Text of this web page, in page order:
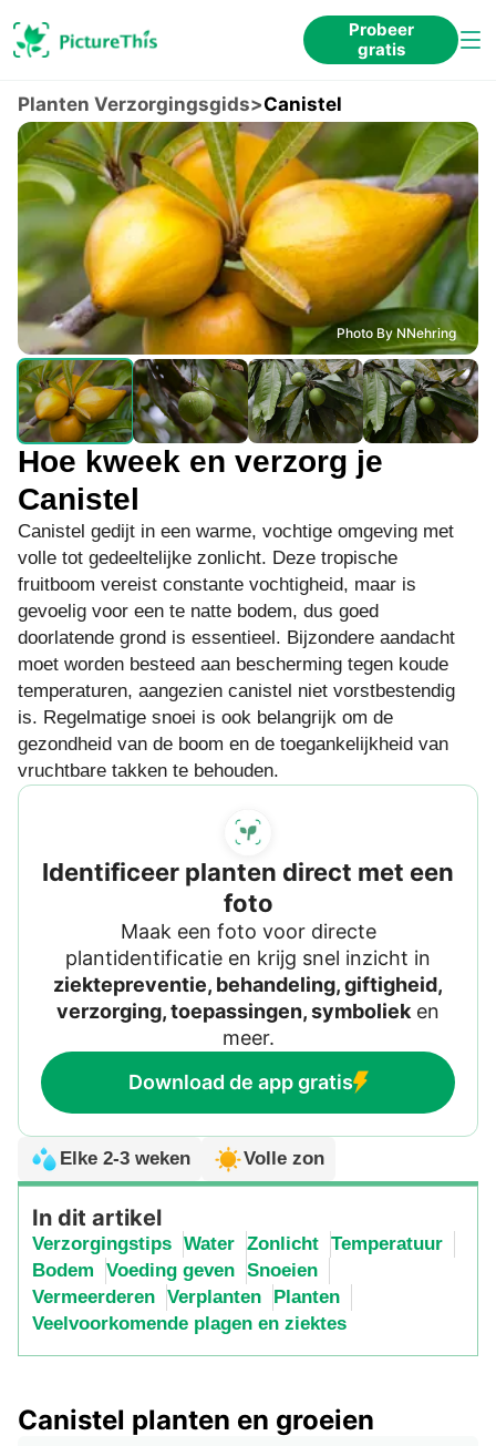
Probeer
gratis
Planten Verzorgingsgids>Canistel
Photo By NNehring
Hoe kweek en verzorg je
Canistel
Canistel gedijt in een warme, vochtige omgeving met
volle tot gedeeltelijke zonlicht. Deze tropische
fruitboom vereist constante vochtigheid, maar is
gevoelig voor een te natte bodem, dus goed
doorlatende grond is essentieel. Bijzondere aandacht
moet worden besteed aan bescherming tegen koude
temperaturen, aangezien canistel niet vorstbestendig
is. Regelmatige snoei is ook belangrijk om de
gezondheid van de boom en de toegankelijkheid van
vruchtbare takken te behouden.
Identificeer planten direct met een
foto
Maak een foto voor directe
plantidentificatie en krijg snel inzicht in
ziektepreventie, behandeling, giftigheid,
verzorging, toepassingen, symboliek en
meer.
Download de app gratis
Elke 2-3 weken Volle zon
In dit artikel
Verzorgingstips Water Zonlicht Temperatuur
Bodem
Voeding geven Snoeien
Vermeerderen Verplanten
Planten
Veelvoorkomende plagen en ziektes
Canistel planten en groeien